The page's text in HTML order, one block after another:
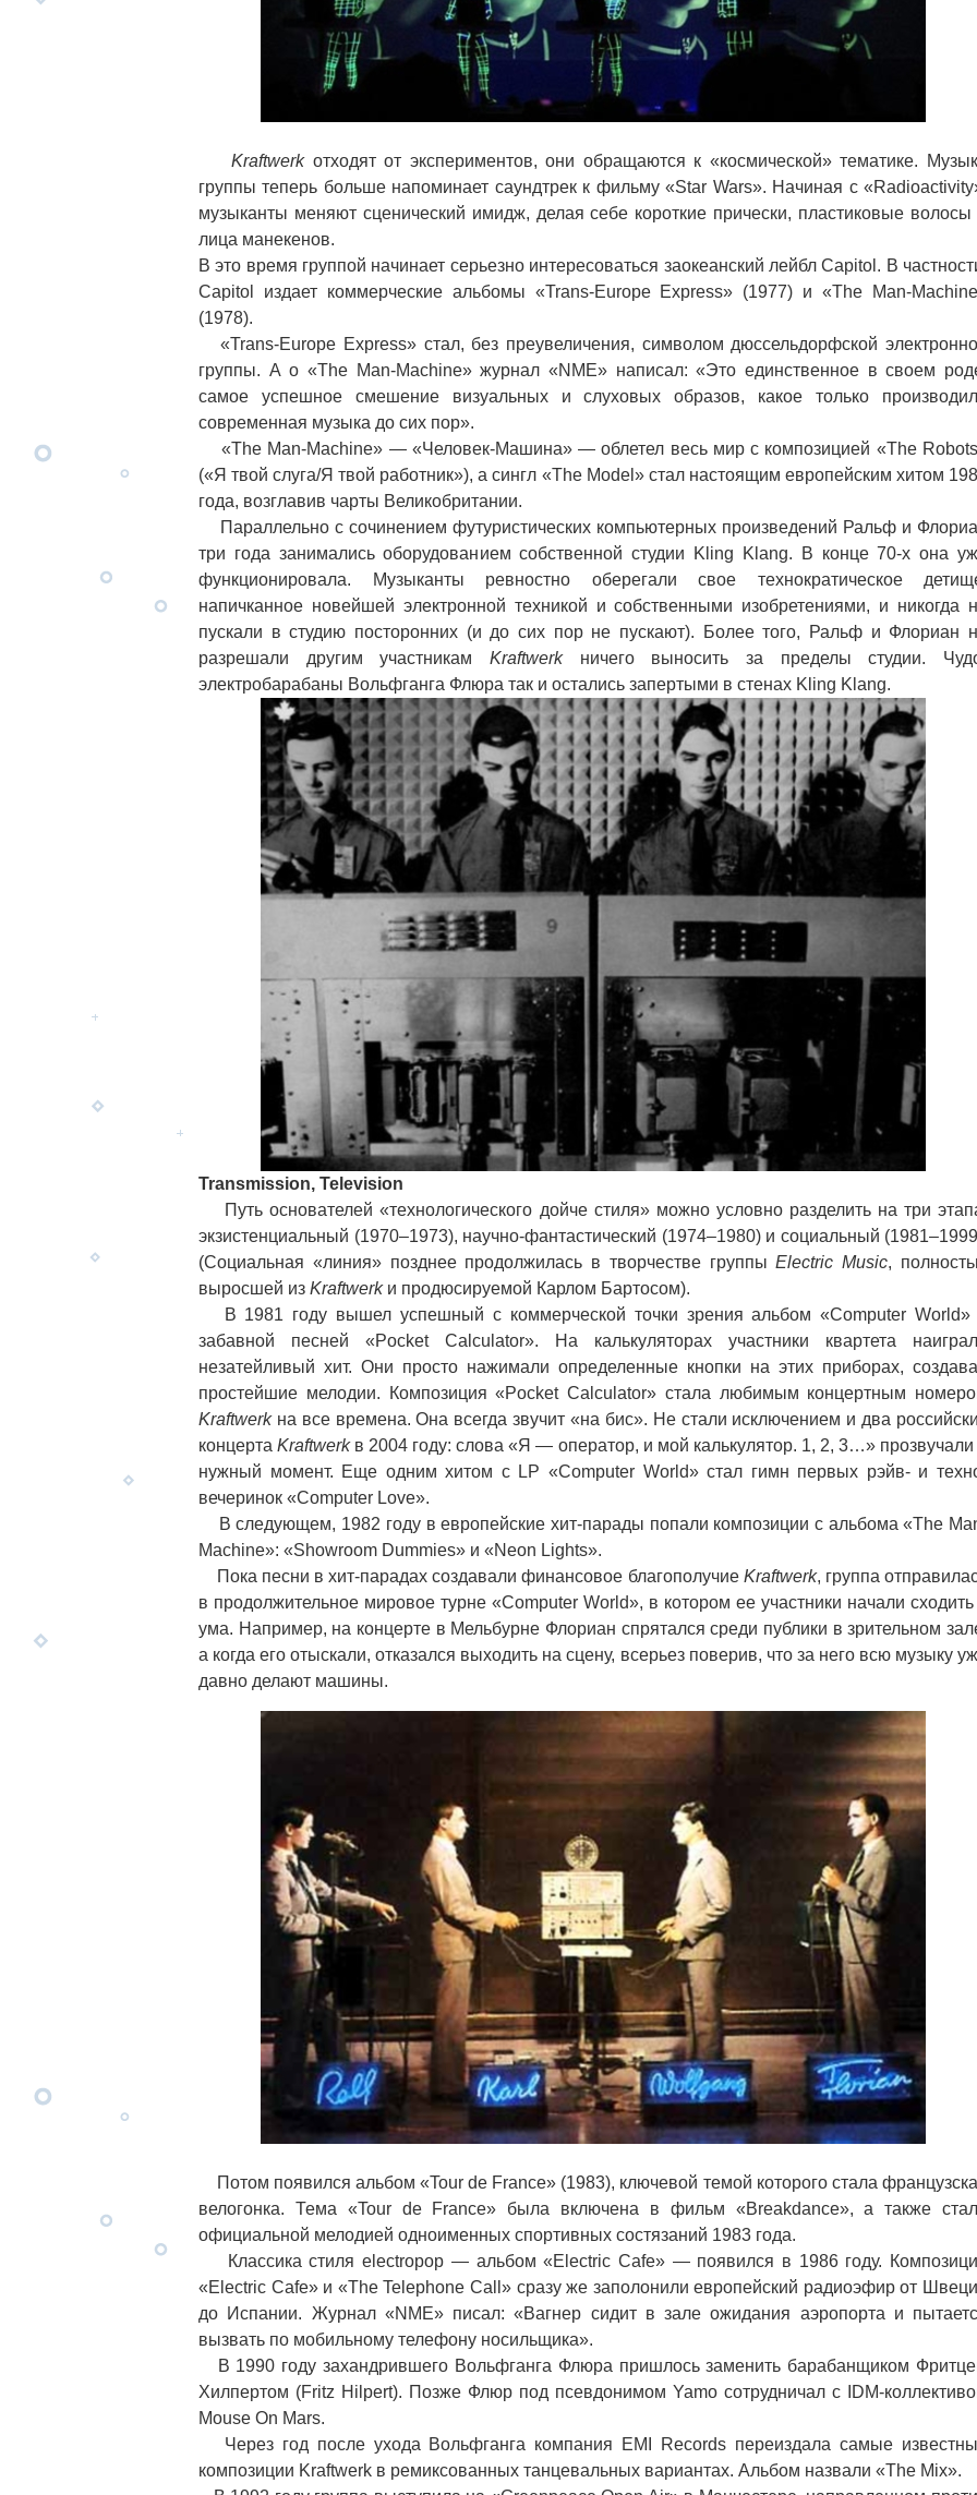
Kraftwerkотходят от экспериментов, они обращаются к «космической» тематике.
группы теперь больше напоминает саундтрек к фильму «Star Wars». Начиная с
музыканты меняют сценический имидж, делая себе короткие прически, пластиковые волосы
лица манекенов.
В это время группой начинает серьезно интересоваться заокеанский лейбл Capitol. В
Capitol издает коммерческие альбомы «Trans-Europe Express» (1977) и «The Man-
(1978).
«Trans-Europe Express» стал, без преувеличения, символом дюссельдорфской
группы. А о «The Man-Machine» журнал «NME» написал: «Это единственное в своем
самое успешное смешение визуальных и слуховых образов, какое только
современная музыка до сих пор».
«The Man-Machine» — «Человек-Машина» — облетел весь мир с композицией «The
(«Я твой слуга/Я твой работник»), а сингл «The Model» стал настоящим европейским хитом
года, возглавив чарты Великобритании.
Параллельно с сочинением футуристических компьютерных произведений Ральф и
три года занимались оборудованием собственной студии Kling Klang. В конце 70-х она
функционировала. Музыканты ревностно оберегали свое технократическое
напичканное новейшей электронной техникой и собственными изобретениями, и никогда
пускали в студию посторонних (и до сих пор не пускают). Более того, Ральф и Флориан
разрешали другим участникам Kraftwerkничего выносить за пределы студии.
электробарабаны Вольфганга Флюра так и остались запертыми в стенах Kling Klang.
Transmission, Television
Путь основателей «технологического дойче стиля» можно условно разделить на три
экзистенциальный (1970–1973), научно-фантастический (1974–1980) и социальный
(Социальная «линия» позднее продолжилась в творчестве группыElectric Music,
выросшей из Kraftwerkи продюсируемой Карлом Бартосом).
В 1981 году вышел успешный с коммерческой точки зрения альбом «Computer World»
забавной песней «Pocket Calculator». На калькуляторах участники квартета
незатейливый хит. Они просто нажимали определенные кнопки на этих приборах,
простейшие мелодии. Композиция «Pocket Calculator» стала любимым концертным
Kraftwerkна все времена. Она всегда звучит «на бис». Не стали исключением и два
концертаKraftwerkв 2004 году: слова «Я — оператор, и мой калькулятор. 1, 2, 3…» прозвучали
нужный момент. Еще одним хитом с LP «Computer World» стал гимн первых рэйв- и
вечеринок «Computer Love».
В следующем, 1982 году в европейские хит-парады попали композиции c альбома «The
Machine»: «Showroom Dummies» и «Neon Lights».
Пока песни в хит-парадах создавали финансовое благополучие Kraftwerk, группа
в продолжительное мировое турне «Computer World», в котором ее участники начали сходить
ума. Например, на концерте в Мельбурне Флориан спрятался среди публики в зрительном
а когда его отыскали, отказался выходить на сцену, всерьез поверив, что за него всю музыку
давно делают машины.
Потом появился альбом «Tour de France» (1983), ключевой темой которого стала
велогонка. Тема «Tour de France» была включена в фильм «Breakdance», а также
официальной мелодией одноименных спортивных состязаний 1983 года.
Классика стиля electropop — альбом «Electric Cafe» — появился в 1986 году.
«Electric Cafe» и «The Telephone Call» сразу же заполонили европейский радиоэфир от
до Испании. Журнал «NME» писал: «Вагнер сидит в зале ожидания аэропорта и
вызвать по мобильному телефону носильщика».
В 1990 году захандрившего Вольфганга Флюра пришлось заменить барабанщиком
Хилпертом (Fritz Hilpert). Позже Флюр под псевдонимом Yamo сотрудничал с IDM-
Mouse On Mars.
Через год после ухода Вольфганга компания EMI Records переиздала самые
композиции Kraftwerk в ремиксованных танцевальных вариантах. Альбом назвали «The Mix».